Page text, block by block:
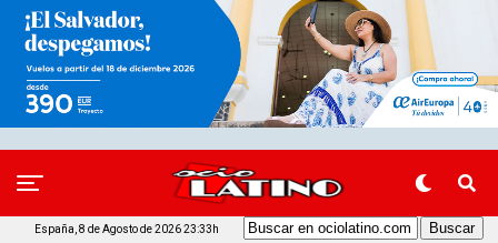
España, 8 de Agosto de 2026 23:33h